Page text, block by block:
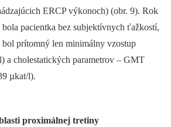
ERCP výkonoch) (obr. 9). Rok
pacientka bez subjektívnych ťažkostí,
bol prítomný len minimálny vzostup
a cholestatických parametrov –⁠ GMT
µkat/l).
proximálnej tretiny